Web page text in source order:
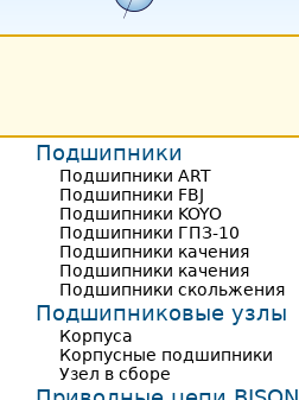
Подшипники
Подшипники ART
Подшипники FBJ
Подшипники KOYO
Подшипники ГПЗ-10
Подшипники качения
Подшипники качения
Подшипники скольжения
Подшипниковые узлы
Корпуса
Корпусные подшипники
Узел в сборе